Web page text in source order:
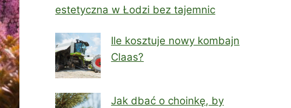
estetyczna w Łodzi bez tajemnic
Ile kosztuje nowy kombajn
Claas?
Jak dbać o choinkę, by